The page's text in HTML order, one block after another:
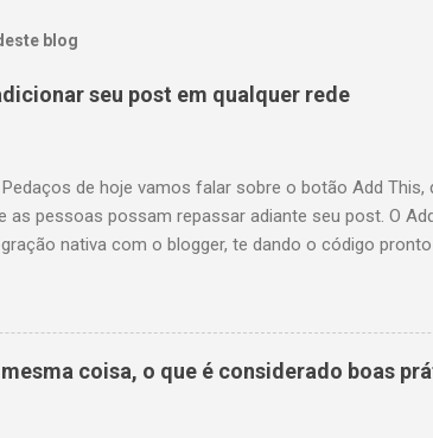
blog
seu post em qualquer rede
de hoje vamos falar sobre o botão Add
as pessoas possam repassar adiante seu post. O
nativa com o blogger, te dando o código
http://www.addthis.com/ e escolha seu tipo de
uma conta do google analytics se você possuir.
futuramente. O código para colocar o botão no
coisa, o que é considerado boas